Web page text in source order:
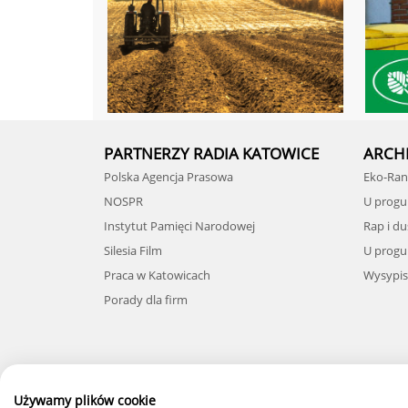
PARTNERZY RADIA KATOWICE
Polska Agencja Prasowa
NOSPR
Instytut Pamięci Narodowej
Silesia Film
Praca w Katowicach
Porady dla firm
Eko-
U
Rap i
U
Używamy plików cookie